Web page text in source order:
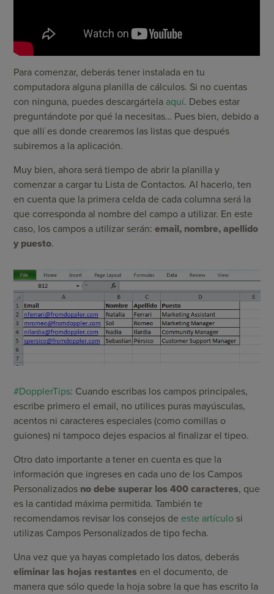
Para comenzar, deberás tener instalada en tu
computadora alguna planilla de cálculos. Si no cuentas
con ninguna, puedes descargártela aquí. Debes estar
preguntándote por qué la necesitas… Pues bien, debido a
que allí es donde crearemos las listas que después
subiremos a la aplicación.
Muy bien, ahora será tiempo de abrir la planilla y
comenzar a cargar tu Lista de Contactos. Al hacerlo, ten
en cuenta que la primera celda de cada columna será la
que corresponda al nombre del campo a utilizar. En este
caso, los campos a utilizar serán:email, nombre, apellido
y puesto.
#DopplerTips: Cuando escribas los campos principales,
escribe primero el email, no utilices puras mayúsculas,
acentos ni caracteres especiales (como comillas o
guiones) ni tampoco dejes espacios al finalizar el tipeo.
Otro dato importante a tener en cuenta es que la
información que ingreses en cada uno de los Campos
Personalizados no debe superar los 400 caracteres, que
es la cantidad máxima permitida. También te
recomendamos revisar los consejos de este artículo si
utilizas Campos Personalizados de tipo fecha.
Una vez que ya hayas completado los datos, deberás
eliminar las hojas restantes en el documento, de
manera que sólo quede la hoja sobre la que has escrito la